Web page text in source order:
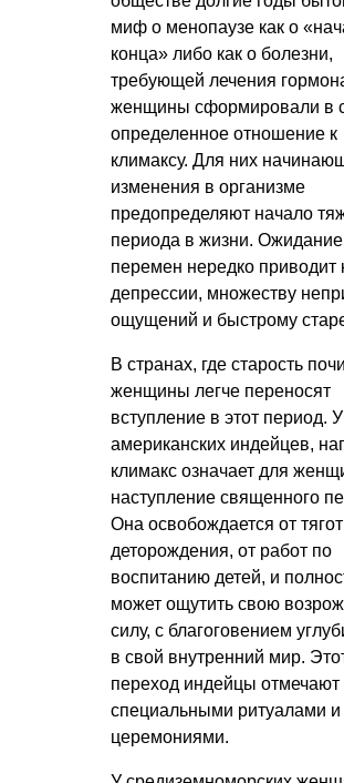
миф о менопаузе как о
конца» либо как о болезни,
требующей лечения
женщины сформировали в
определенное отношение к
климаксу. Для них
изменения в организме
предопределяют начало
периода в жизни. Ожидание
перемен нередко приводит
депрессии, множеству
ощущений и быстрому
В странах, где старость
женщины легче переносят
вступление в этот период. У
американских индейцев,
климакс означает для
наступление священного
Она освобождается от тягот
деторождения, от работ по
воспитанию детей, и
может ощутить свою
силу, с благоговением
в свой внутренний мир.
переход индейцы отмечают
специальными ритуалами и
церемониями.